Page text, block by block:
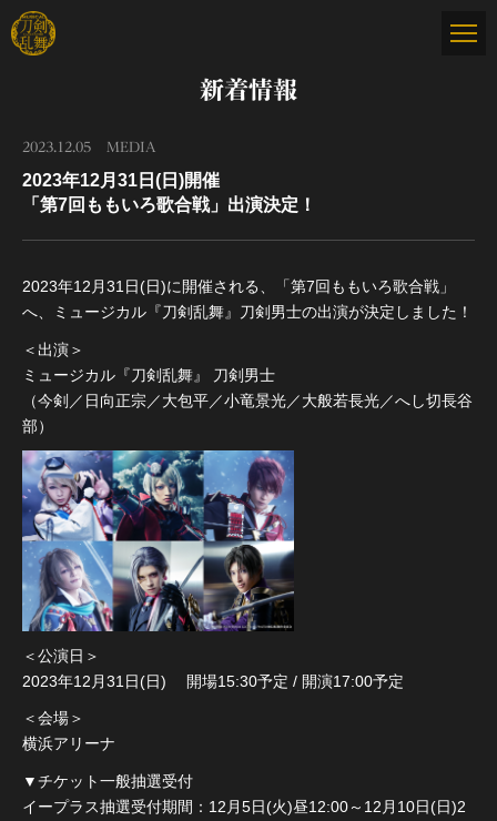
新着情報
2023.12.05 MEDIA
2023年12月31日(日)開催
「第7回ももいろ歌合戦」出演決定！
2023年12月31日(日)に開催される、「第7回ももいろ歌合戦」
へ、ミュージカル『刀剣乱舞』刀剣男士の出演が決定しました！
＜出演＞
ミュージカル『刀剣乱舞』 刀剣男士
（今剣／日向正宗／大包平／小竜景光／大般若長光／へし切長谷
部）
＜公演日＞
2023年12月31日(日) 開場15:30予定 / 開演17:00予定
＜会場＞
横浜アリーナ
▼チケット一般抽選受付
イープラス抽選受付期間：12月5日(火)昼12:00～12月10日(日)2